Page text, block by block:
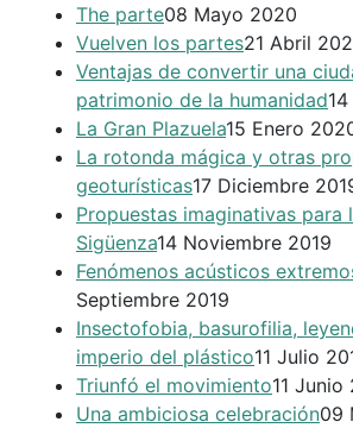
The parte08 Mayo 2020
Vuelven los partes21 Abril
Ventajas de convertir una
patrimonio de la humanidad
La Gran Plazuela15 Enero
La rotonda mágica y otras
geoturísticas17 Diciembre
Propuestas imaginativas para
Sigüenza14 Noviembre 2019
Fenómenos acústicos
Septiembre 2019
Insectofobia, basurofilia,
imperio del plástico11 Julio
Triunfó el movimiento11 Junio
Una ambiciosa celebración09